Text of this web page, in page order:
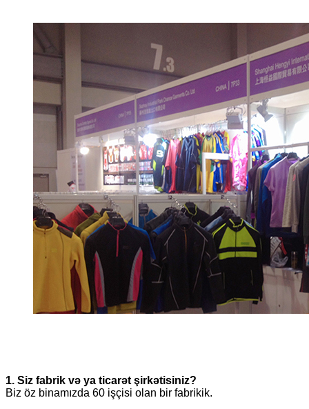
1. Siz fabrik və ya ticarət şirkətisiniz?
Biz öz binamızda 60 işçisi olan bir fabrikik.